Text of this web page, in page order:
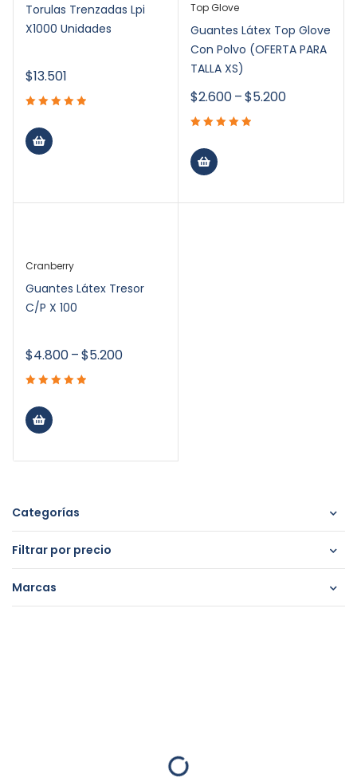
Categorías
Filtrar por precio
Marcas
Torulas Trenzadas Lpi
X1000 Unidades
$13.501
Top Glove
Guantes Látex Top Glove
Con Polvo (OFERTA PARA
TALLA XS)
$2.600–$5.200
Cranberry
Guantes Látex Tresor
C/P X 100
$4.800–$5.200